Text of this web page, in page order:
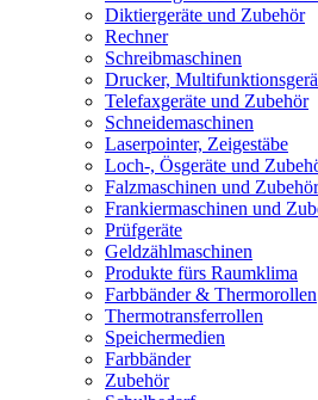
Diktiergeräte und Zubehör
Rechner
Schreibmaschinen
Drucker,
Telefaxgeräte und Zubehör
Schneidemaschinen
Laserpointer, Zeigestäbe
Loch-, Ösgeräte und
Falzmaschinen und Zubehör
Frankiermaschinen und
Prüfgeräte
Geldzählmaschinen
Produkte fürs Raumklima
Farbbänder & Thermorollen
Thermotransferrollen
Speichermedien
Farbbänder
Zubehör